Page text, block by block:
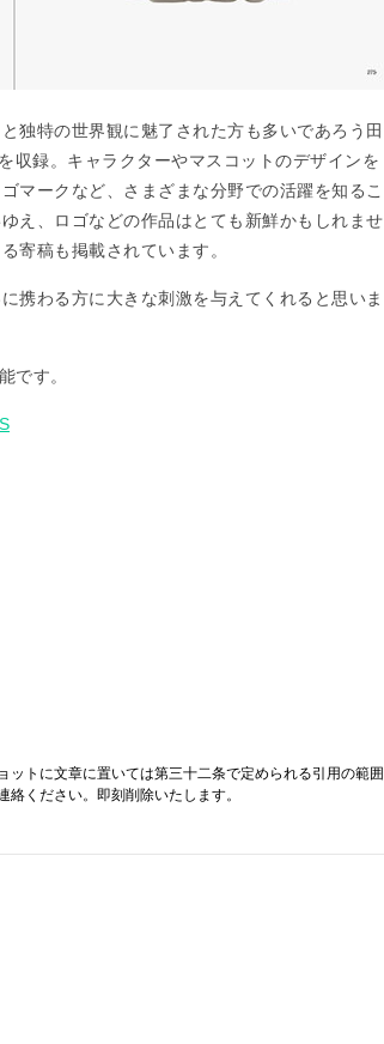
独特の世界観に魅了された方も多いであろう田
収録。キャラクターやマスコットのデザインを
マークなど、さまざまな分野での活躍を知るこ
え、ロゴなどの作品はとても新鮮かもしれませ
寄稿も掲載されています。
携わる方に大きな刺激を与えてくれると思いま
です。
トに文章に置いては第三十二条で定められる引用の範囲
絡ください。即刻削除いたします。